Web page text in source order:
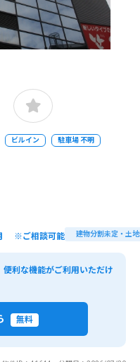
ビルイン 駐車場 不明
※ご相談可能 建物分割未定・土
利な機能がご利用いただけ
無料